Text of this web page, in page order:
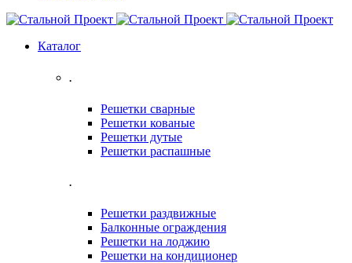
Каталог
.
Решетки сварные
Решетки кованые
Решетки дутые
Решетки распашные
.
Решетки раздвижные
Балконные ограждения
Решетки на лоджию
Решетки на кондиционер